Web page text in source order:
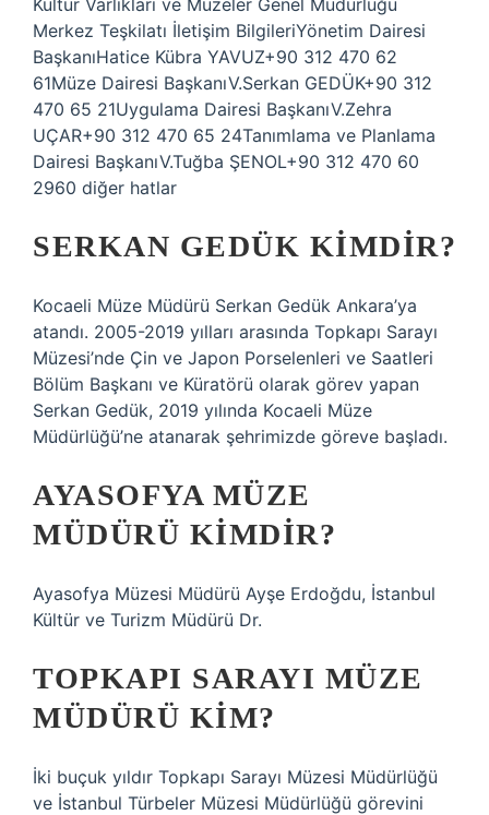
Kültür Varlıkları ve Müzeler Genel Müdürlüğü
Merkez Teşkilatı İletişim BilgileriYönetim Dairesi
BaşkanıHatice Kübra YAVUZ+90 312 470 62
61Müze Dairesi BaşkanıV.Serkan GEDÜK+90 312
470 65 21Uygulama Dairesi BaşkanıV.Zehra
UÇAR+90 312 470 65 24Tanımlama ve Planlama
Dairesi BaşkanıV.Tuğba ŞENOL+90 312 470 60
2960 diğer hatlar
SERKAN GEDÜK KIMDIR?
Kocaeli Müze Müdürü Serkan Gedük Ankara’ya
atandı. 2005-2019 yılları arasında Topkapı Sarayı
Müzesi’nde Çin ve Japon Porselenleri ve Saatleri
Bölüm Başkanı ve Küratörü olarak görev yapan
Serkan Gedük, 2019 yılında Kocaeli Müze
Müdürlüğü’ne atanarak şehrimizde göreve başladı.
AYASOFYA MÜZE
MÜDÜRÜ KIMDIR?
Ayasofya Müzesi Müdürü Ayşe Erdoğdu, İstanbul
Kültür ve Turizm Müdürü Dr.
TOPKAPI SARAYI MÜZE
MÜDÜRÜ KIM?
İki buçuk yıldır Topkapı Sarayı Müzesi Müdürlüğü
ve İstanbul Türbeler Müzesi Müdürlüğü görevini